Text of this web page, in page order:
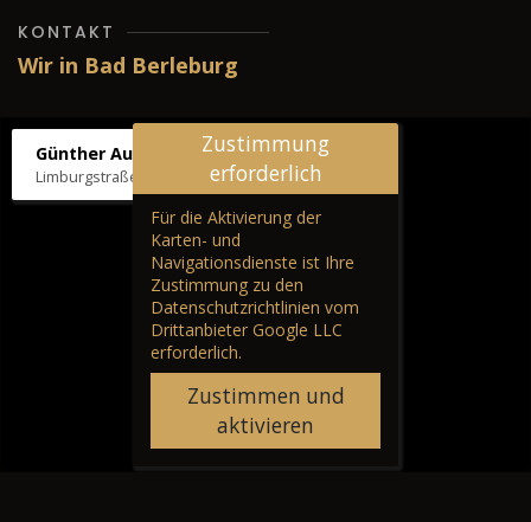
KONTAKT
Wir in Bad Berleburg
Günther Autos & Service
Limburgstraße 39, 57319 Bad Berleburg
Zustimmung
erforderlich
Für die Aktivierung der
Karten- und
Navigationsdienste ist Ihre
Zustimmung zu den
Datenschutzrichtlinien vom
Drittanbieter Google LLC
erforderlich.
Zustimmen und
aktivieren